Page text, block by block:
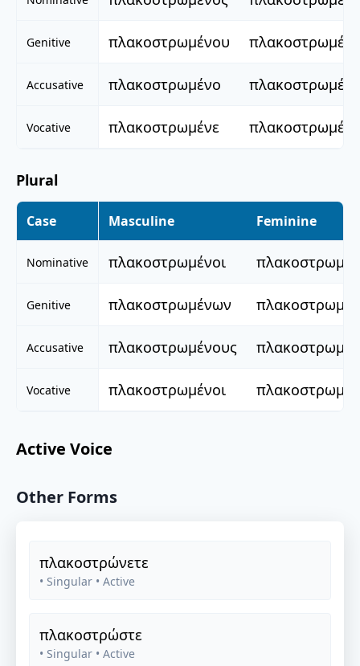
Genitive πλακοστρωμένου
Accusative πλακοστρωμένο
Vocative πλακοστρωμένε
Plural
Case Masculine Feminine
Nominative πλακοστρωμένοι
Genitive πλακοστρωμένων
Accusative πλακοστρωμένους
Vocative πλακοστρωμένοι
Active Voice
Other Forms
πλακοστρώνετε
• Singular • Active
πλακοστρώστε
• Singular • Active